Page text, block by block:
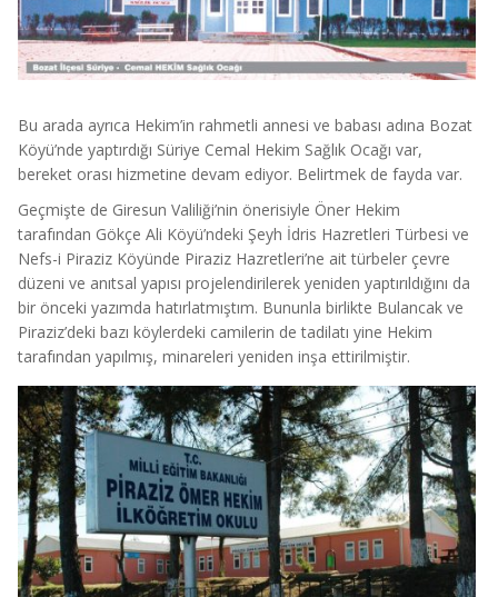
Bu arada ayrıca Hekim’in rahmetli annesi ve babası adına Bozat
Köyü’nde yaptırdığı Süriye Cemal Hekim Sağlık Ocağı var,
bereket orası hizmetine devam ediyor. Belirtmek de fayda var.
Geçmişte de Giresun Valiliği’nin önerisiyle Öner Hekim
tarafından Gökçe Ali Köyü’ndeki Şeyh İdris Hazretleri Türbesi ve
Nefs-i Piraziz Köyünde Piraziz Hazretleri’ne ait türbeler çevre
düzeni ve anıtsal yapısı projelendirilerek yeniden yaptırıldığını da
bir önceki yazımda hatırlatmıştım. Bununla birlikte Bulancak ve
Piraziz’deki bazı köylerdeki camilerin de tadilatı yine Hekim
tarafından yapılmış, minareleri yeniden inşa ettirilmiştir.